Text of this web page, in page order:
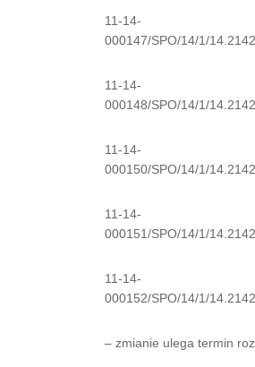
11-14-
000147/SPO/14/1/
11-14-
000148/SPO/14/1/
11-14-
000150/SPO/14/1/
11-14-
000151/SPO/14/1/
11-14-
000152/SPO/14/1/
– zmianie ulega termin